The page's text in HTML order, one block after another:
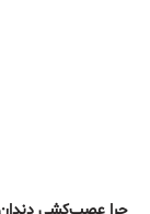
چرا عصب‌کشی دندان